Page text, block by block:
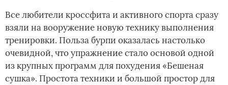
Все любители кроссфита и активного спорта сразу
взяли на вооружение новую технику выполнения
тренировки. Польза бурпи оказалась настолько
очевидной, что упражнение стало основой одной
из крупных программ для похудения «Бешеная
сушка». Простота техники и большой простор для